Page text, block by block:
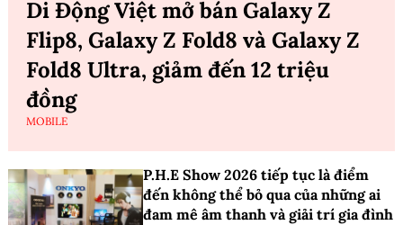
Di Động Việt mở bán Galaxy Z
Flip8, Galaxy Z Fold8 và Galaxy Z
Fold8 Ultra, giảm đến 12 triệu
đồng
MOBILE
P.H.E Show 2026 tiếp tục là điểm
đến không thể bỏ qua của những ai
đam mê âm thanh và giải trí gia đình